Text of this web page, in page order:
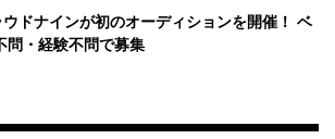
ドナインが初のオーディションを開催！ ベ
問・経験不問で募集